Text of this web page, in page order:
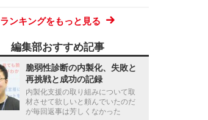
ランキングをもっと見る
編集部おすすめ記事
脆弱性診断の内製化、失敗と
再挑戦と成功の記録
内製化支援の取り組みについて取
材させて欲しいと頼んでいたのだ
が毎回返事は芳しくなかった